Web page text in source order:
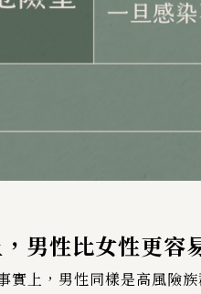
男性比女性更容
實上，男性同樣是高風險